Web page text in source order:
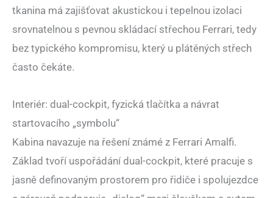
tkanina má zajišťovat akustickou i tepelnou izolaci
srovnatelnou s pevnou skládací střechou Ferrari, tedy
bez typického kompromisu, který u plátěných střech
často čekáte.
Interiér: dual-cockpit, fyzická tlačítka a návrat
startovacího „symbolu“
Kabina navazuje na řešení známé z Ferrari Amalfi.
Základ tvoří uspořádání dual-cockpit, které pracuje s
jasně definovaným prostorem pro řidiče i spolujezdce